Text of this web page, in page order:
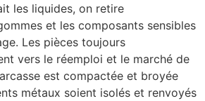
les liquides, on retire
et les composants sensibles
Les pièces toujours
vers le réemploi et le marché de
est compactée et broyée
métaux soient isolés et renvoyés